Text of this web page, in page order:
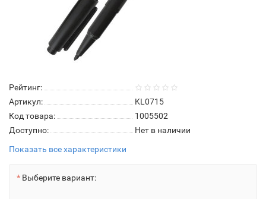
Рейтинг:
Артикул:
KL0715
Код товара:
1005502
Доступно:
Нет в наличии
Показать все характеристики
Выберите вариант: